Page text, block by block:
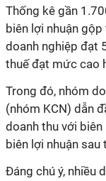
Thống kê gần
biên lợi nhuận
doanh nghiệp đạt
thuế đạt mức cao
Trong đó, nhóm
(nhóm KCN) dẫn
doanh thu với
biên lợi nhuận sau
Đáng chú ý, nhiều